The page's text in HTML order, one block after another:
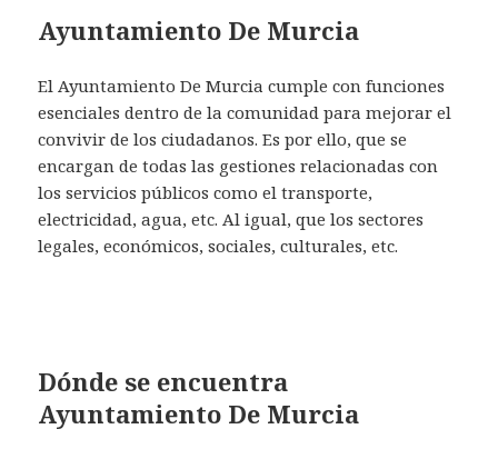
Ayuntamiento De Murcia
El Ayuntamiento De Murcia cumple con funciones
esenciales dentro de la comunidad para mejorar el
convivir de los ciudadanos. Es por ello, que se
encargan de todas las gestiones relacionadas con
los servicios públicos como el transporte,
electricidad, agua, etc. Al igual, que los sectores
legales, económicos, sociales, culturales, etc.
Dónde se encuentra
Ayuntamiento De Murcia